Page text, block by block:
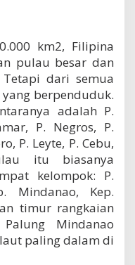
km2, Filipina
pulau besar dan
dari semua
berpenduduk.
adalah P.
P. Negros, P.
P. Leyte, P. Cebu,
itu biasanya
kelompok: P.
Mindanao, Kep.
timur rangkaian
Mindanao
paling dalam di